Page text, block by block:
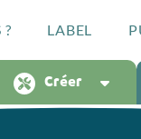
LABEL
Créer